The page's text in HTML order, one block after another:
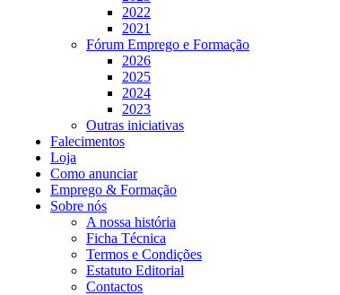
2022
2021
Fórum Emprego e Formação
2026
2025
2024
2023
Outras iniciativas
Falecimentos
Loja
Como anunciar
Emprego & Formação
Sobre nós
A nossa história
Ficha Técnica
Termos e Condições
Estatuto Editorial
Contactos